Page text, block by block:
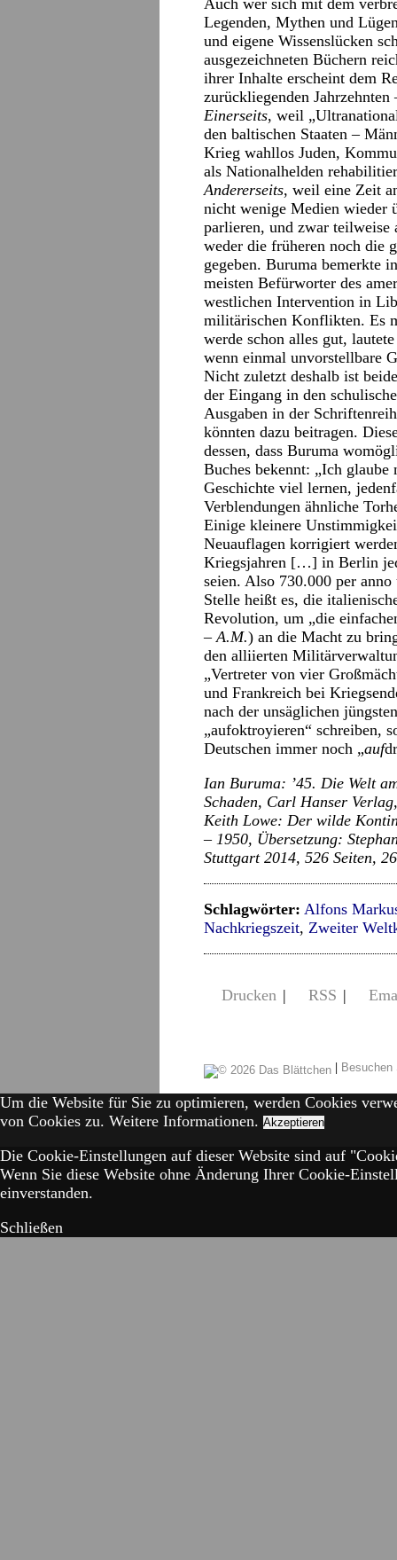
Auch wer sich mit dem
Legenden, Mythen und
und eigene Wissenslücken
ausgezeichneten Büchern
ihrer Inhalte erscheint dem
zurückliegenden
Einerseits, weil
den baltischen Staaten –
Krieg wahllos Juden,
als Nationalhelden
Andererseits, weil eine Zeit
nicht wenige Medien wieder
parlieren, und zwar teilweise
weder die früheren noch die
gegeben. Buruma bemerkte
meisten Befürworter des
westlichen Intervention in
militärischen Konflikten. Es
werde schon alles gut,
wenn einmal unvorstellbare
Nicht zuletzt deshalb ist
der Eingang in den
Ausgaben in der
könnten dazu beitragen.
dessen, dass Buruma
Buches bekennt: „Ich
Geschichte viel lernen,
Verblendungen ähnliche
Einige kleinere
Neuauflagen korrigiert
Kriegsjahren […] in Berlin
seien. Also 730.000 per anno
Stelle heißt es, die
Revolution, um „die
–A.M.) an die Macht zu
den alliierten
„Vertreter von vier
und Frankreich bei
nach der unsäglichen
„aufoktroyieren“ schreiben,
Deutschen immer noch „auf
Ian Buruma: ’45. Die Welt
Schaden, Carl Hanser
Keith Lowe: Der wilde
– 1950, Übersetzung:
Stuttgart 2014, 526 Seiten,
Schlagwörter: Alfons
Nachkriegszeit, Zweiter
Drucken | RSS |
|
Um die Website für Sie zu optimieren, werden Cookies
von Cookies zu. Weitere Informationen. Akzeptieren
Die Cookie-Einstellungen auf dieser Website sind auf
Wenn Sie diese Website ohne Änderung Ihrer Cookie-
einverstanden.
Schließen